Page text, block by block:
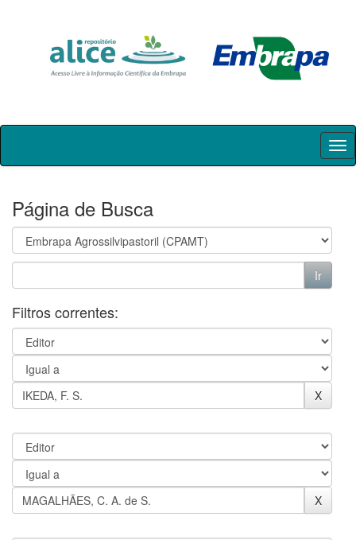
Skip
Página de Busca
Filtros correntes: